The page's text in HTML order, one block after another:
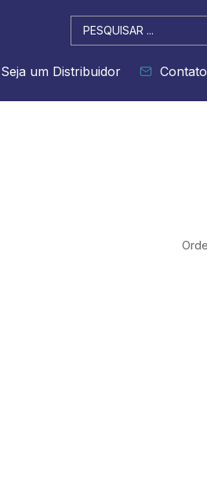
Pesquisar
...
Seja um Distribuidor Contato